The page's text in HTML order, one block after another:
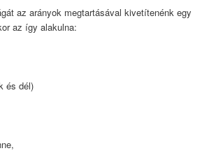
az arányok megtartásával kivetítenénk egy
az így alakulna:
és dél)